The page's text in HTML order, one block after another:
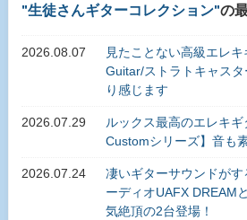
生徒さんギターコレクション の
2026.08.07
見たことない高級エレ
Guitar/ストラトキャス
り感じます
2026.07.29
ルックス最高のエレキ
Customシリーズ】音も
2026.07.24
凄いギターサウンドが
ーディオUAFX DREAM
気絶頂の2台登場！